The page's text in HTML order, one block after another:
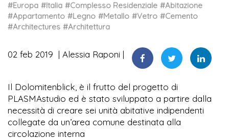
#Europa #Italia #Complesso Residenziale #Abitazione
#Appartamento #Legno #Metallo #Vetro #Cemento
#Architectures #Architettura
02 feb 2019 Alessia Raponi
Il Dolomitenblick, è il frutto del progetto di
PLASMAstudio ed è stato sviluppato a partire dalla
necessità di creare sei unità abitative indipendenti
collegate da un’area comune destinata alla
circolazione interna